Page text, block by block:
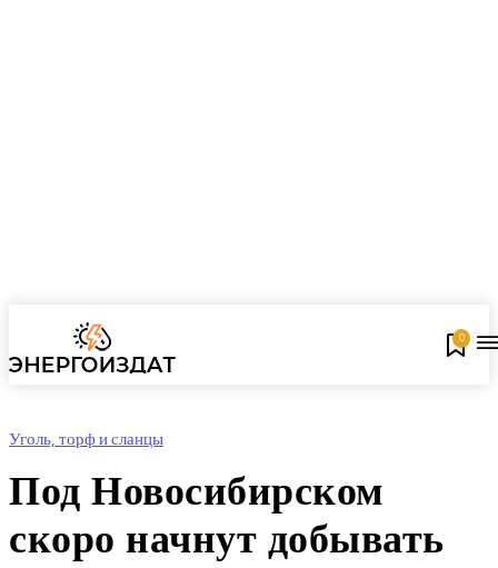
0
Уголь, торф и сланцы
Под Новосибирском
скоро начнут добывать